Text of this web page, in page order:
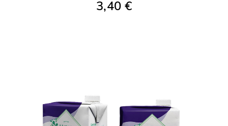
AÑADIR A LA COMPRA
3,40 €